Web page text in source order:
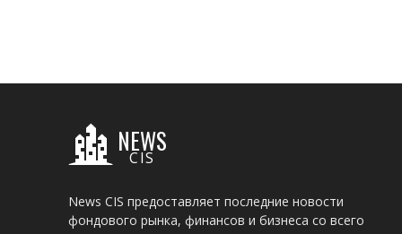
NEWS
CIS
News CIS предоставляет последние новости
фондового рынка, финансов и бизнеса со всего